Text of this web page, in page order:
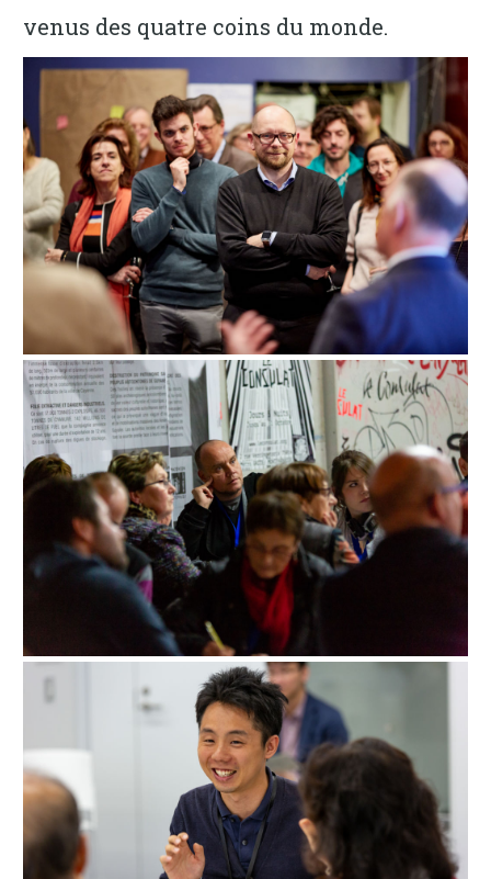
venus des quatre coins du monde.